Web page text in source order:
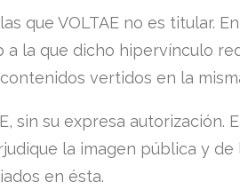
que VOLTAE no es titular.
la que dicho hipervínculo
vertidos en la
sin su expresa autorización.
la imagen pública y de
en ésta.